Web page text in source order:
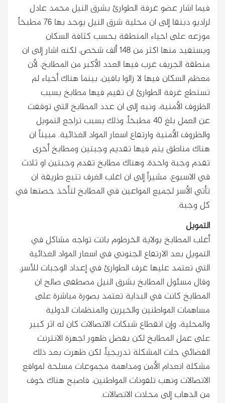
فيما اشار عضو غرفة الطوارئ بشرق النيل محمد عادل
لراديو دبنقا إلى ان محلية شرق النيل يوجد بها 76 مطبخاً
موزعه على احياء المنطقة بحسب كثافة السكان
ويستفيد منها اكثر من 148 ألف شخص، لكنه اشار إلى ان
منطقة الجريف غرب فيها العدد الأكبر من المطابخ، لأن
معظم السكان فيها لا زالوا باقين، بينما هناك أحياء لم
تستطع غرفة الطوارئ ان تقيم فيها مطابخ بسبب
الظروف الأمنية، ونبه إلى ان عدد المطابخ التي توقفت
عن العمل بلغ 40 مطبخاً، وذلك بسبب تراجع التمويل
والظروف الأمنية وارتفاع اسعار المواد الغذائية. مبيناً ان
هناك مناطق يتم فيها تقديم وجبتين ومطابخ أخرى
تقدم وجبة واحدة، وهناك مطابخ تقدم وجبتين او ثلاث
في الاسبوع، مشيراً إلى ان اغلب الغرف تتبع طريقة ان
تأتي الأسر لجميع المواعين في المطابخ لتأخذ حصتها في
كل وجبة.
التمويل
أغلب المطابخ بولاية الخرطوم باتت تواجه مشاكل في
التمويل بعد الارتفاع الجنوني في اسعار المواد الغذائية
التي تعتمد عليها غرف الطوارئ في إعداد الوجبات للأسر،
وقال مسئول المطابخ بشرق النيل مصطفى صالح ان
المطابخ كانت في البداية تعتمد بصورة مباشرة على
مساهمات المواطنين والخيرين والمنظمات الدولية
والمحلية، وإن انقطاع شبكات الاتصالات كان له اثر كبير
على عمل المطابخ لكن بفضل ظهور اجهزة الانترنت
الفضائي حلت المشكلة تدريجياً، لكن ظهرت بعد ذلك
مشكلة انعدام الأمن ومداهمة مجموعات مسلحة لمواقع
الاتصالات ونهب تلفونات المواطنين، فاصبح هناك خوف
من الذهاب إلى محلات الاتصالات.